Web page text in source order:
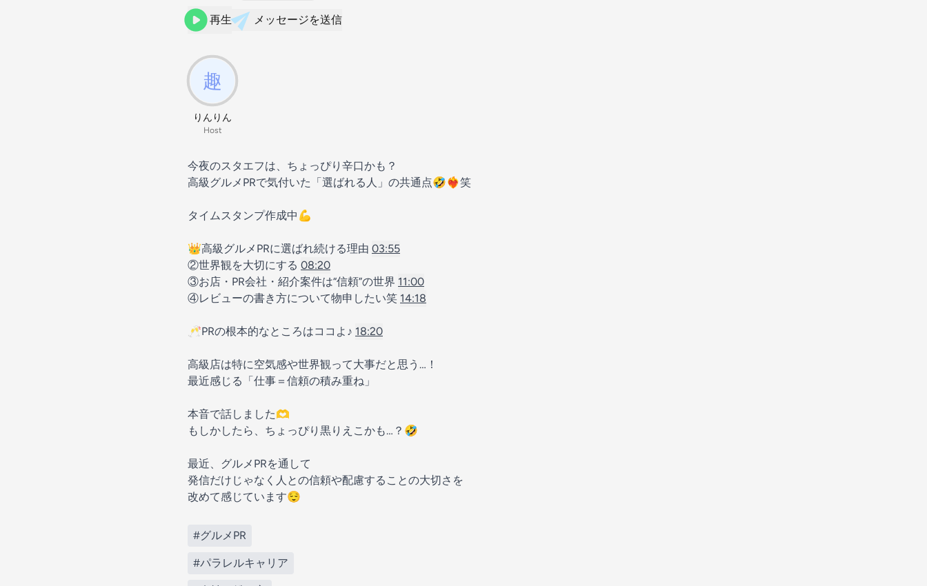
再生 メッセージを送信
りんりん
Host
今夜のスタエフは、ちょっぴり辛口かも？
高級グルメPRで気付いた「選ばれる人」の共通点🤣❤️‍🔥笑
タイムスタンプ作成中💪
👑高級グルメPRに選ばれ続ける理由 03:55
②世界観を大切にする 08:20
③お店・PR会社・紹介案件は“信頼”の世界 11:00
④レビューの書き方について物申したい笑 14:18
🥂PRの根本的なところはココよ♪ 18:20
高級店は特に空気感や世界観って大事だと思う…！
最近感じる「仕事＝信頼の積み重ね」
本音で話しました🫶
もしかしたら、ちょっぴり黒りえこかも…？🤣
最近、グルメPRを通して
発信だけじゃなく人との信頼や配慮することの大切さを
改めて感じています😌
#グルメPR
#パラレルキャリア